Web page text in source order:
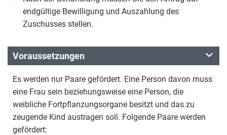
endgültige Bewilligung und Auszahlung des
Zuschusses stellen.
Voraussetzungen
Es werden nur Paare gefördert. Eine Person davon muss
eine Frau sein beziehungsweise eine Person, die
weibliche Fortpflanzungsorgane besitzt und das zu
zeugende Kind austragen soll. Folgende Paare werden
gefördert: